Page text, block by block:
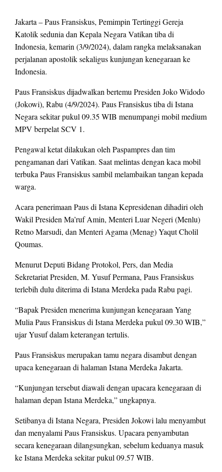
Jakarta – Paus Fransiskus, Pemimpin Tertinggi Gereja
Katolik sedunia dan Kepala Negara Vatikan tiba di
Indonesia, kemarin (3/9/2024), dalam rangka melaksanakan
perjalanan apostolik sekaligus kunjungan kenegaraan ke
Indonesia.
Paus Fransiskus dijadwalkan bertemu Presiden Joko Widodo
(Jokowi), Rabu (4/9/2024). Paus Fransiskus tiba di Istana
Negara sekitar pukul 09.35 WIB menumpangi mobil medium
MPV berpelat SCV 1.
Pengawal ketat dilakukan oleh Paspampres dan tim
pengamanan dari Vatikan. Saat melintas dengan kaca mobil
terbuka Paus Fransiskus sambil melambaikan tangan kepada
warga.
Acara penerimaan Paus di Istana Kepresidenan dihadiri oleh
Wakil Presiden Ma’ruf Amin, Menteri Luar Negeri (Menlu)
Retno Marsudi, dan Menteri Agama (Menag) Yaqut Cholil
Qoumas.
Menurut Deputi Bidang Protokol, Pers, dan Media
Sekretariat Presiden, M. Yusuf Permana, Paus Fransiskus
terlebih dulu diterima di Istana Merdeka pada Rabu pagi.
“Bapak Presiden menerima kunjungan kenegaraan Yang
Mulia Paus Fransiskus di Istana Merdeka pukul 09.30 WIB,”
ujar Yusuf dalam keterangan tertulis.
Paus Fransiskus merupakan tamu negara disambut dengan
upaca kenegaraan di halaman Istana Merdeka Jakarta.
“Kunjungan tersebut diawali dengan upacara kenegaraan di
halaman depan Istana Merdeka,” ungkapnya.
Setibanya di Istana Negara, Presiden Jokowi lalu menyambut
dan menyalami Paus Fransiskus. Upacara penyambutan
secara kenegaraan dilangsungkan, sebelum keduanya masuk
ke Istana Merdeka sekitar pukul 09.57 WIB.